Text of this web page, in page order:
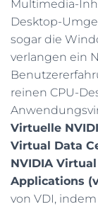
Multimedia-
Desktop-
sogar die
verlangen ein
reinen CPU-
Virtuelle
Virtual Data
NVIDIA
Applications
von VDI,